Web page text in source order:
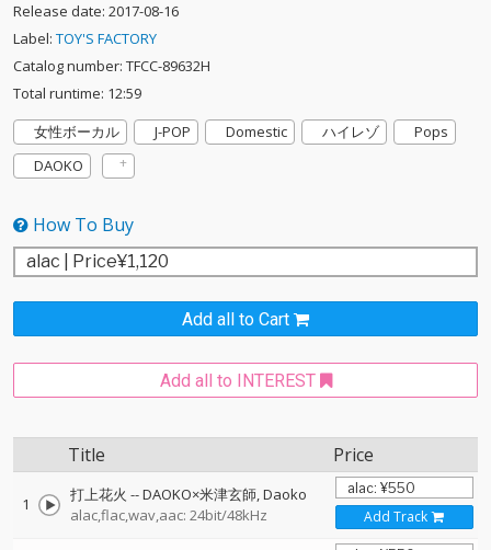
Release date: 2017-08-16
Label: TOY'S FACTORY
Catalog number: TFCC-89632H
Total runtime: 12:59
女性ボーカル
J-POP Domestic ハイレゾ
Pops
DAOKO
How To Buy
Add all to Cart
Add all to INTEREST
Title Price
1 打上花火 --DAOKO×米津玄師 Daoko
alac,flac,wav,aac: 24bit/48kHz
Add Track